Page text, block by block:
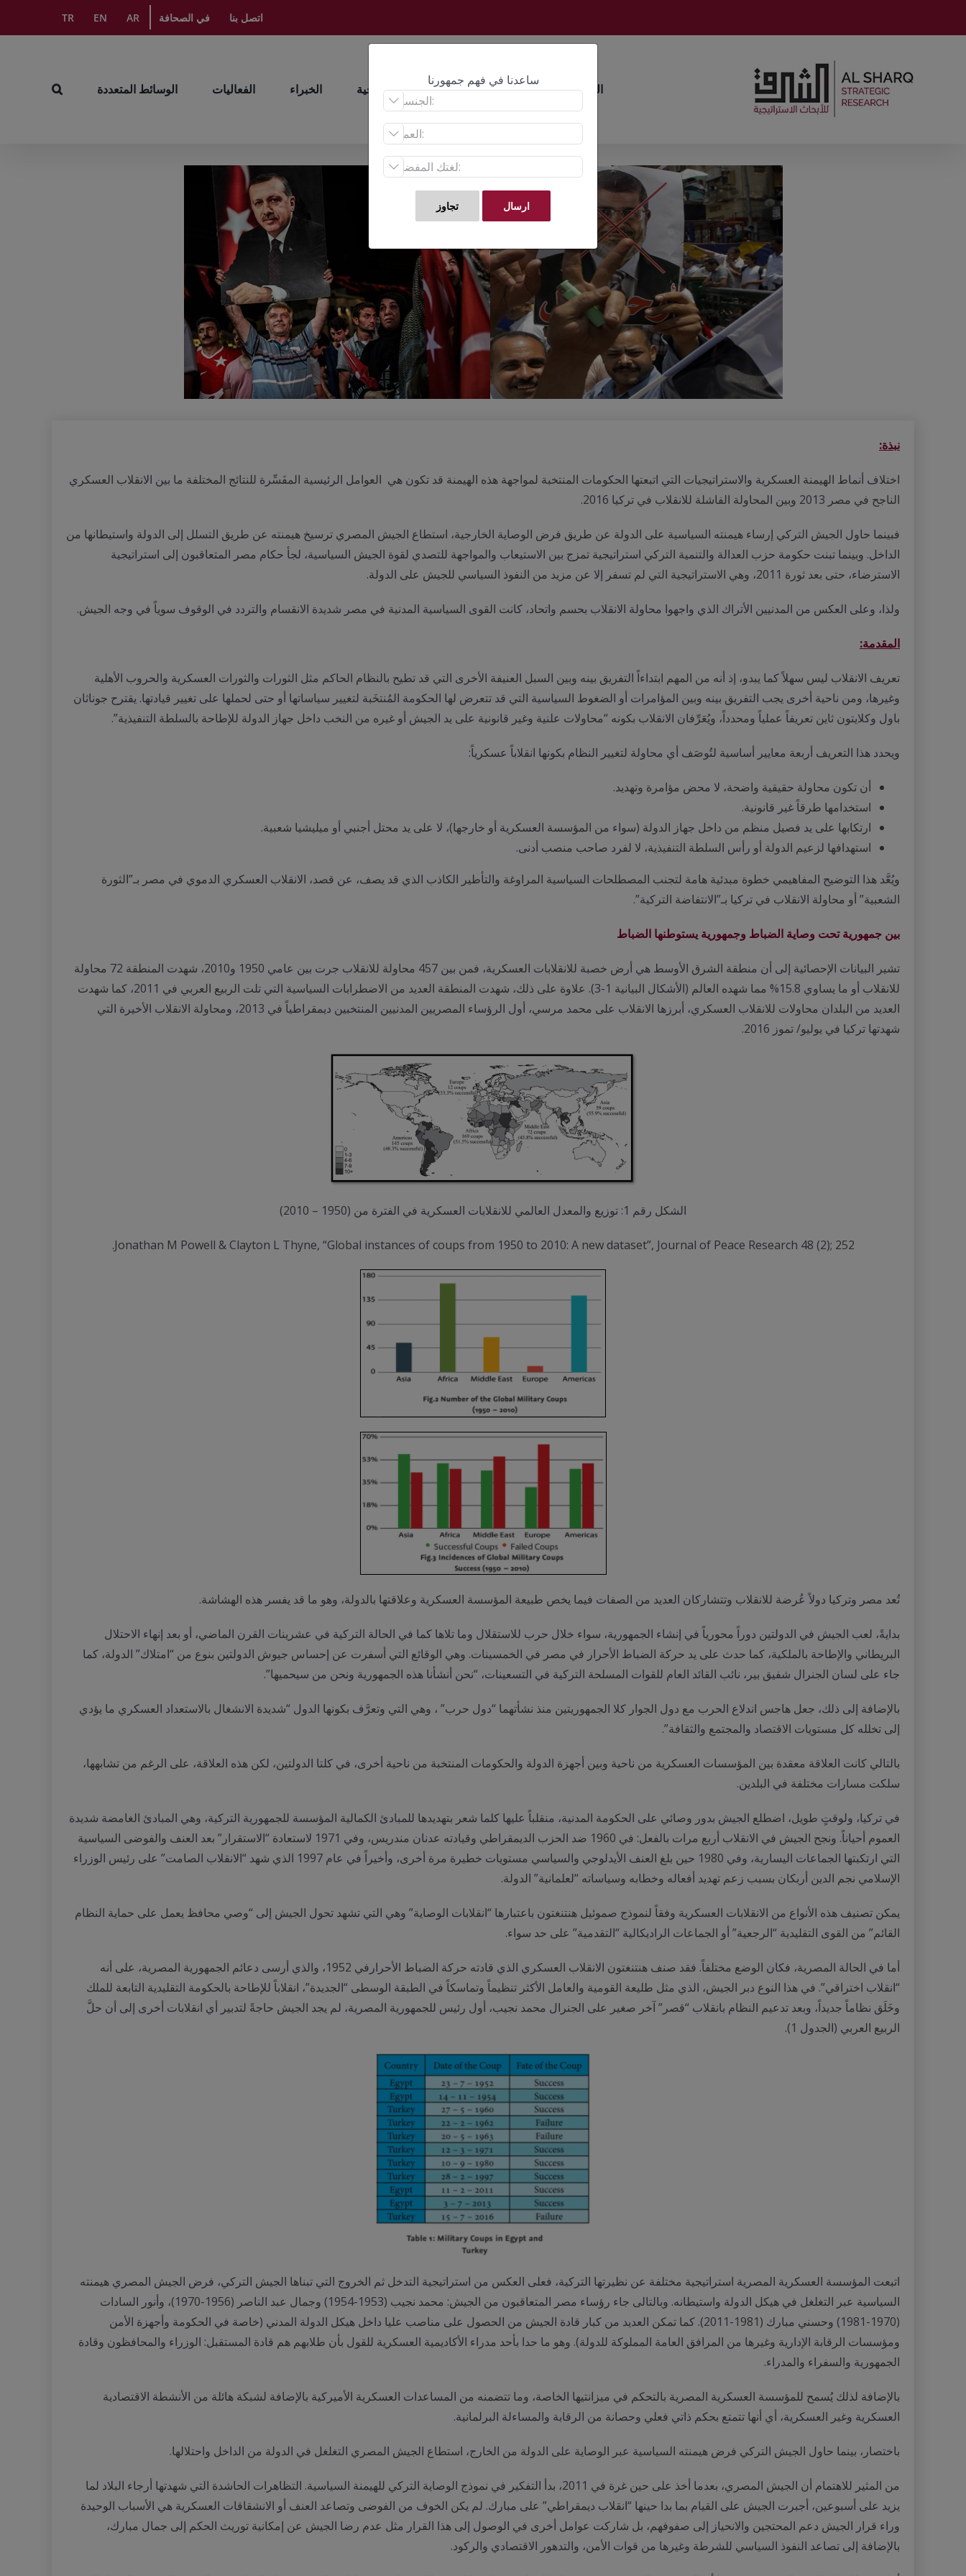
اتصل بنا في الصحافة AR
EN
TR
الرئيسية أبحاث عن الأبحاث الاستراتيجية الخبراء الفعاليات الوسائط المتعددة
View
Larger
Image
نبذة:
اختلاف أنماط الهيمنة العسكرية والاستراتيجيات التي اتبعتها الحكومات المنتخبة لمواجهة هذه الهيمنة قد تكون هي العوامل الرئيسية المفَسِّرة للنتائج المختلفة ما بين الانقلاب العسكري
الناجح في مصر 2013 وبين المحاولة الفاشلة للانقلاب في تركيا 2016.
فبينما حاول الجيش التركي إرساء هيمنته السياسية على الدولة عن طريق فرض الوصاية الخارجية، استطاع الجيش المصري ترسيخ هيمنته عن طريق التسلل إلى الدولة واستيطانها من
الداخل. وبينما تبنت حكومة حزب العدالة والتنمية التركي استراتيجية تمزج بين الاستيعاب والمواجهة للتصدي لقوة الجيش السياسية، لجأ حكام مصر المتعاقبون إلى استراتيجية
الاسترضاء، حتى بعد ثورة 2011، وهي الاستراتيجية التي لم تسفر إلا عن مزيد من النفوذ السياسي للجيش على الدولة.
ولذا، وعلى العكس من المدنيين الأتراك الذي واجهوا محاولة الانقلاب بحسم واتحاد، كانت القوى السياسية المدنية في مصر شديدة الانقسام والتردد في الوقوف سوياً في وجه الجيش.
المقدمة:
تعريف الانقلاب ليس سهلاً كما يبدو، إذ أنه من المهم ابتداءاً التفريق بينه وبين السبل العنيفة الأخرى التي قد تطيح بالنظام الحاكم مثل الثورات والثورات العسكرية والحروب الأهلية
وغيرها، ومن ناحية أخرى يجب التفريق بينه وبين المؤامرات أو الضغوط السياسية التي قد تتعرض لها الحكومة المُنتخَبة لتغيير سياساتها أو حتى لحملها على تغيير قيادتها. يقترح جوناثان
باول وكلايتون ثاين تعريفاً عملياً ومحدداً، ويُعَرِّفان الانقلاب بكونه “محاولات علنية وغير قانونية على يد الجيش أو غيره من النخب داخل جهاز الدولة للإطاحة بالسلطة التنفيذية”.
ويحدد هذا التعريف أربعة معايير أساسية لتُوصَف أي محاولة لتغيير النظام بكونها انقلاباً عسكرياً:
أن تكون محاولة حقيقية واضحة، لا محض مؤامرة وتهديد.
استخدامها طرقاً غير قانونية.
ارتكابها على يد فصيل منظم من داخل جهاز الدولة (سواء من المؤسسة العسكرية أو خارجها)، لا على يد محتل أجنبي أو ميليشيا شعبية.
استهدافها لزعيم الدولة أو رأس السلطة التنفيذية، لا لفرد صاحب منصب أدنى.
ويُعَّد هذا التوضيح المفاهيمي خطوة مبدئية هامة لتجنب المصطلحات السياسية المراوغة والتأطير الكاذب الذي قد يصف، عن قصد، الانقلاب العسكري الدموي في مصر بـ”الثورة
الشعبية” أو محاولة الانقلاب في تركيا بـ”الانتفاضة التركية”.
بين جمهورية تحت وصاية الضباط وجمهورية يستوطنها الضباط
تشير البيانات الإحصائية إلى أن منطقة الشرق الأوسط هي أرض خصبة للانقلابات العسكرية، فمن بين 457 محاولة للانقلاب جرت بين عامي 1950 و2010، شهدت المنطقة 72 محاولة
للانقلاب أو ما يساوي 15.8% مما شهده العالم (الأشكال البيانية 1-3). علاوة على ذلك، شهدت المنطقة العديد من الاضطرابات السياسية التي تلت الربيع العربي في 2011، كما شهدت
العديد من البلدان محاولات للانقلاب العسكري، أبرزها الانقلاب على محمد مرسي، أول الرؤساء المصريين المدنيين المنتخبين ديمقراطياً في 2013، ومحاولة الانقلاب الأخيرة التي
شهدتها تركيا في يوليو/ تموز 2016.
الشكل رقم 1: توزيع والمعدل العالمي للانقلابات العسكرية في الفترة من (1950 – 2010)
Jonathan M Powell & Clayton L Thyne, “Global instances of coups from 1950 to 2010: A new dataset”, Journal of Peace Research 48 (2); 252.
تُعد مصر وتركيا دولاً عُرضة للانقلاب وتتشاركان العديد من الصفات فيما يخص طبيعة المؤسسة العسكرية وعلاقتها بالدولة، وهو ما قد يفسر هذه الهشاشة.
بدايةً، لعب الجيش في الدولتين دوراً محورياً في إنشاء الجمهورية، سواء خلال حرب للاستقلال وما تلاها كما في الحالة التركية في عشرينات القرن الماضي، أو بعد إنهاء الاحتلال
البريطاني والإطاحة بالملكية، كما حدث على يد حركة الضباط الأحرار في مصر في الخمسينات. وهي الوقائع التي أسفرت عن إحساس جيوش الدولتين بنوع من “امتلاك” الدولة، كما
جاء على لسان الجنرال شفيق بير، نائب القائد العام للقوات المسلحة التركية في التسعينات، “نحن أنشأنا هذه الجمهورية ونحن من سيحميها”.
بالإضافة إلى ذلك، جعل هاجس اندلاع الحرب مع دول الجوار كلا الجمهوريتين منذ نشأتهما “دول حرب” ، وهي التي وتعرَّف بكونها الدول “شديدة الانشغال بالاستعداد العسكري ما يؤدي
إلى تخلله كل مستويات الاقتصاد والمجتمع والثقافة”.
بالتالي كانت العلاقة معقدة بين المؤسسات العسكرية من ناحية وبين أجهزة الدولة والحكومات المنتخبة من ناحية أخرى، في كلتا الدولتين، لكن هذه العلاقة، على الرغم من تشابهها،
سلكت مسارات مختلفة في البلدين.
في تركيا، ولوقتٍ طويل، اضطلع الجيش بدور وصائي على الحكومة المدنية، منقلباً عليها كلما شعر بتهديدها للمبادئ الكمالية المؤسسة للجمهورية التركية، وهي المبادئ الغامضة شديدة
العموم أحياناً. ونجح الجيش في الانقلاب أربع مرات بالفعل: في 1960 ضد الحزب الديمقراطي وقيادته عدنان مندريس، وفي 1971 لاستعادة “الاستقرار” بعد العنف والفوضى السياسية
التي ارتكبتها الجماعات اليسارية، وفي 1980 حين بلغ العنف الأيدلوجي والسياسي مستويات خطيرة مرة أخرى، وأخيراً في عام 1997 الذي شهد “الانقلاب الصامت” على رئيس الوزراء
الإسلامي نجم الدين أربكان بسبب زعم تهديد أفعاله وخطابه وسياساته “لعلمانية” الدولة.
يمكن تصنيف هذه الأنواع من الانقلابات العسكرية وفقاً لنموذج صموئيل هنتنغتون باعتبارها “انقلابات الوصاية” وهي التي تشهد تحول الجيش إلى “وصي محافظ يعمل على حماية النظام
القائم” من القوى التقليدية “الرجعية” أو الجماعات الراديكالية “التقدمية” على حد سواء.
أما في الحالة المصرية، فكان الوضع مختلفاً. فقد صنف هنتنغتون الانقلاب العسكري الذي قادته حركة الضباط الأحرارفي 1952، والذي أرسى دعائم الجمهورية المصرية، على أنه
“انقلاب اختراقي”. في هذا النوع دبر الجيش، الذي مثل طليعة القومية والعامل الأكثر تنظيماً وتماسكاً في الطبقة الوسطى “الجديدة”، انقلاباً للإطاحة بالحكومة التقليدية التابعة للملك
وخَلَق نظاماً جديداً، وبعد تدعيم النظام بانقلاب “قصر” آخر صغير على الجنرال محمد نجيب، أول رئيس للجمهورية المصرية، لم يجد الجيش حاجةً لتدبير أي انقلابات أخرى إلى أن حلَّ
الربيع العربي (الجدول 1).
اتبعت المؤسسة العسكرية المصرية استراتيجية مختلفة عن نظيرتها التركية، فعلى العكس من استراتيجية التدخل ثم الخروج التي تبناها الجيش التركي، فرض الجيش المصري هيمنته
السياسية عبر التغلغل في هيكل الدولة واستيطانه. وبالتالى جاء رؤساء مصر المتعاقبون من الجيش: محمد نجيب (1953-1954) وجمال عبد الناصر (1956-1970)، وأنور السادات
(1970-1981) وحسني مبارك (1981-2011). كما تمكن العديد من كبار قادة الجيش من الحصول على مناصب عليا داخل هيكل الدولة المدني (خاصة في الحكومة وأجهزة الأمن
ومؤسسات الرقابة الإدارية وغيرها من المرافق العامة المملوكة للدولة). وهو ما حدا بأحد مدراء الأكاديمية العسكرية للقول بأن طلابهم هم قادة المستقبل: الوزراء والمحافظون وقادة
الجمهورية والسفراء والمدراء.
بالإضافة لذلك يُسمح للمؤسسة العسكرية المصرية بالتحكم في ميزانتيها الخاصة، وما تتضمنه من المساعدات العسكرية الأميركية بالإضافة لشبكة هائلة من الأنشطة الاقتصادية
العسكرية وغير العسكرية، أي أنها تتمتع بحكم ذاتي فعلي وحصانة من الرقابة والمساءلة البرلمانية.
باختصار، بينما حاول الجيش التركي فرض هيمنته السياسية عبر الوصاية على الدولة من الخارج، استطاع الجيش المصري التغلغل في الدولة من الداخل واحتلالها.
من المثير للاهتمام أن الجيش المصري، بعدما أخذ على حين غرة في 2011، بدأ التفكير في نموذج الوصاية التركي للهيمنة السياسية. التظاهرات الحاشدة التي شهدتها أرجاء البلاد لما
يزيد على أسبوعين، أجبرت الجيش على القيام بما بدا حينها “انقلاب ديمقراطي” على مبارك. لم يكن الخوف من الفوضى وتصاعد العنف أو الانشقاقات العسكرية هي الأسباب الوحيدة
وراء قرار الجيش دعم المحتجين والانحياز إلى صفوفهم، بل شاركت عوامل أخرى في الوصول إلى هذا القرار مثل عدم رضا الجيش عن إمكانية توريث الحكم إلى جمال مبارك،
بالإضافة إلى تصاعد النفوذ السياسي للشرطة وغيرها من قوات الأمن، والتدهور الاقتصادي والركود.
ساعدنا في فهم جمهورنا


